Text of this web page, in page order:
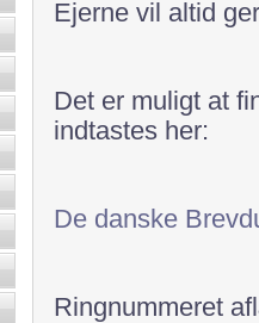
Ejerne vil altid
Det er muligt at
indtastes her:
De danske
Ringnummeret